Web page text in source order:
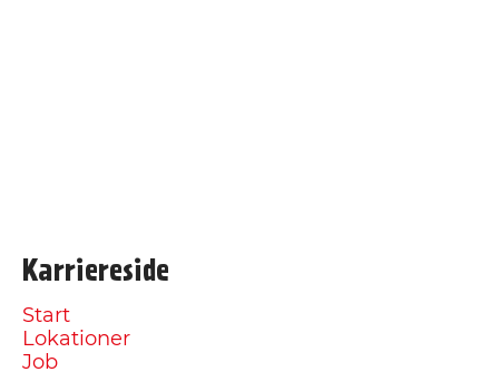
Karriereside
Start
Lokationer
Job